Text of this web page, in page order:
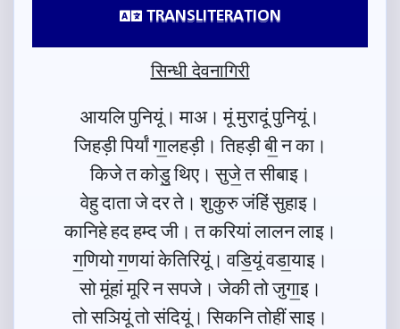
TRANSLITERATION
सिन्धी देवनागिरी
आयलि पुनियूं। माअ। मूं मुरादूं पुनियूं।
जिहड़ी पिर्यां गा॒लहड़ी। तिहड़ी बी॒ न का।
किजे त कोडु॒ थिए। सुजे॒ त सीबाइ।
वेहु दाता जे दर ते। शुकुरु जंहिं सुहाइ।
कानिहे हद हम्द जी। त करियां लालन लाइ।
ग॒णियो ग॒णयां केतिरियूं। वडि॒यूं वडा॒याइ।
सो मूंहां मूरि न सपजे। जेकी तो जुगा॒इ।
तो सञियूं तो संदियूं। सिकनि तोहीं साइ।